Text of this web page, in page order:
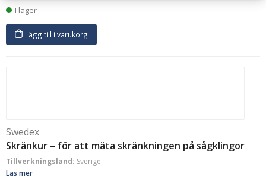
I lager
Lägg till i varukorg
Swedex
Skränkur – för att mäta skränkningen på sågklingor
Tillverkningsland: Sverige
Läs mer